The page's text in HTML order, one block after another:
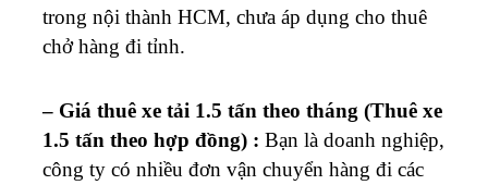
trong nội thành HCM, chưa áp dụng cho thuê
chở hàng đi tỉnh.
– Giá thuê xe tải 1.5 tấn theo tháng (Thuê xe
1.5 tấn theo hợp đồng) : Bạn là doanh nghiệp,
công ty có nhiều đơn vận chuyển hàng đi các